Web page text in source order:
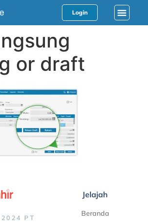
Login
or draft
PT
Jelajah
Beranda